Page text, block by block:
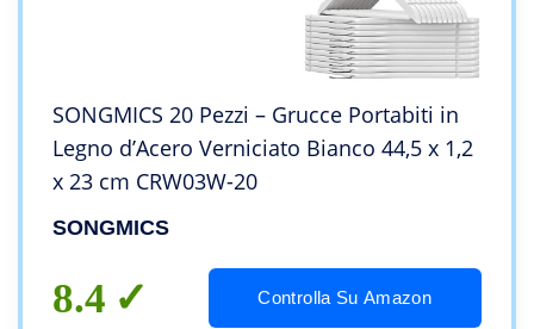
SONGMICS 20 Pezzi – Grucce Portabiti in
Legno d’Acero Verniciato Bianco 44,5 x 1,2
x 23 cm CRW03W-20
SONGMICS
8.4 Controlla Su Amazon